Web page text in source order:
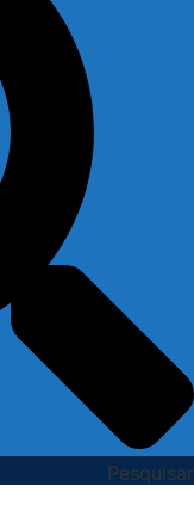
Pesquisar